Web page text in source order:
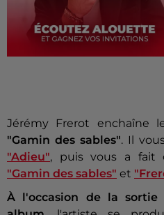
Jérémy Frerot enchaîne
"Gamin des sables". Il
"Adieu", puis vous a fait
"Gamin des sables" et
À l'occasion de la